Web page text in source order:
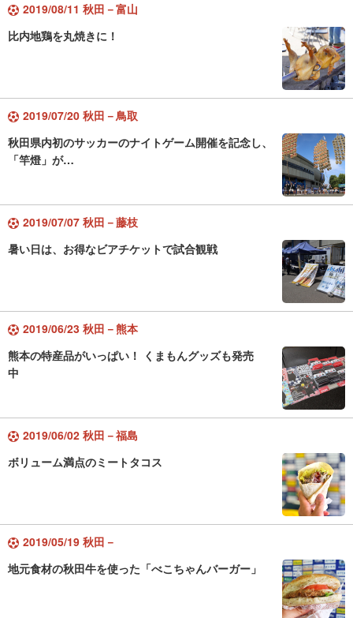
2019/08/11 秋田－富山
比内地鶏を丸焼きに！
2019/07/20 秋田－鳥取
秋田県内初のサッカーのナイトゲーム開催を記念し、
「竿燈」が…
2019/07/07 秋田－藤枝
暑い日は、お得なビアチケットで試合観戦
2019/06/23 秋田－熊本
熊本の特産品がいっぱい！ くまもんグッズも発売
中
2019/06/02 秋田－福島
ボリューム満点のミートタコス
2019/05/19 秋田－
地元食材の秋田牛を使った「べこちゃんバーガー」